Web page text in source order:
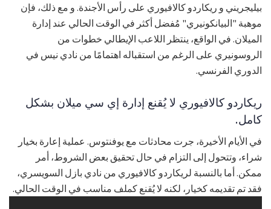
بيليجريني و ريكاردو كالافيوري على رأس الأجندة. و مع ذلك، فإن
موهبة "البيانكونيري" مُفضل أكثر في الوقت الحالي عند إدارة
الميلان. في الواقع، ينتظر اللاعب الإيطالي خطوات من
الروسونيري على الرغم من استقباله اهتمامًا من نادي نيس في
الدوري الفرنسي.
ريكاردو كالافيوري لا يُقنع إدارة إي سي ميلان بشكل
كامل.
في الأيام الأخيرة، جرت محادثات مع يوفنتوس. عملية إعارة بخيار
شراء، وتتحول إلى التزام في حال تحقيق بعض الشروط، أمر
ممكن. أما بالنسبة لريكاردو كالافيوري من نادي بازل السويسري،
فقد تم تقديمه كخيار، لكنه لا يُقنع كملف مناسب في الوقت الحالي.